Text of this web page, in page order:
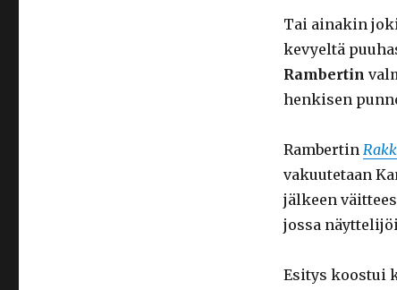
Tai ainakin
kevyeltä
Rambertin
henkisen
Rambertin
vakuutetaan
jälkeen
jossa
Esitys koostui